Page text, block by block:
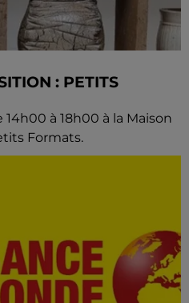
: PETITS
à 18h00 à la Maison
Formats.